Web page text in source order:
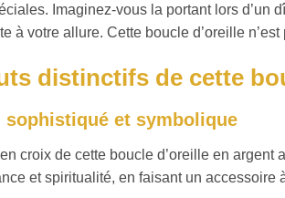
Imaginez-vous la portant lors d’un
à votre allure. Cette boucle d’oreille
distinctifs de cette
sophistiqué et symbolique
croix de cette boucle d’oreille en
et spiritualité, en faisant un accessoire